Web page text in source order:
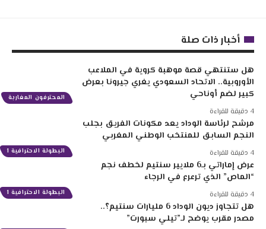
أخبار ذات صلة
المحترفون المغاربة
هل ستنتهي قصة موهبة كروية في الملاعب
الأوروبية.. الاتحاد السعودي يغري جيرونا بعرض
كبير لضم أوناحي
البطولة الاحترافية 1
مرشح لرئاسة الوداد يعد مكونات الفريق بجلب
النجم السابق للمنتخب الوطني المغربي
البطولة الاحترافية 1
عرض إماراتي بـ6 ملايير سنتيم لخطف نجم
“الماص” الذي ترعرع في الرجاء
هل تتجاوز ديون الوداد 6 مليارات سنتيم؟..
مصدر مقرب يوضح لـ”تيلي سبورت”